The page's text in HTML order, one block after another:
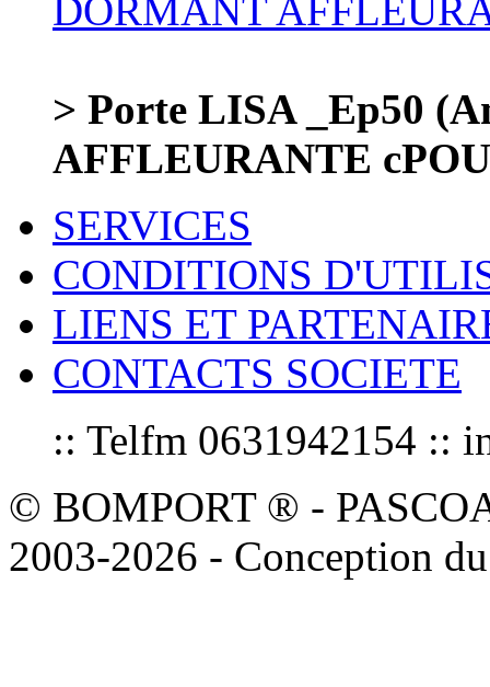
> Porte LISA _Ep50
AFFLEURANTE
SERVICES
CONDITIONS
LIENS ET
CONTACTS SOCIETE
:: Telfm 0631942154 ::
© BOMPORT ® -
2003-2026 - Conception